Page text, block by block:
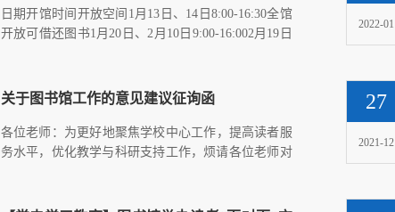
日期开馆时间开放空间1月13日、14日8:00-16:30全馆
开放可借还图书1月20日、2月10日9:00-16:002月19日
2022-01
关于图书馆工作的意见建议征询函
​各位老师：为更好地聚焦学校中心工作，提高读者服
务水平，优化教学与科研支持工作，烦请各位老师对
27
2021-12